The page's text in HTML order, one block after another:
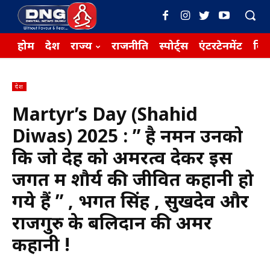
होम देश राज्य राजनीति स्पोर्ट्स एंटरटेनमेंट
देश
Martyr’s Day (Shahid
Diwas) 2025 : ” है नमन उनको
कि जो देह को अमरत्व देकर इस
जगत में शौर्य की जीवित कहानी हो
गये हैं ” , भगत सिंह , सुखदेव और
राजगुरु के बलिदान की अमर
कहानी !